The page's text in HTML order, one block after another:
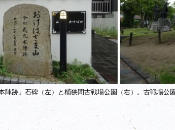
陣跡」石碑（左）と桶狭間古戦場公園（右）。古戦場